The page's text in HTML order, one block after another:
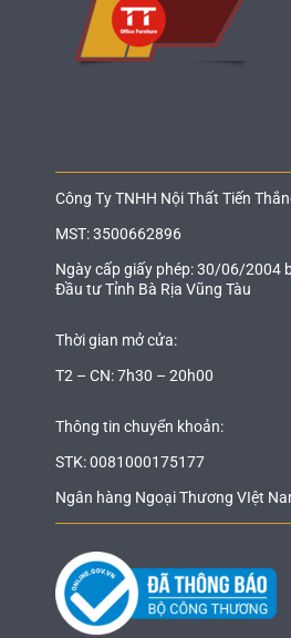
Công Ty TNHH Nội Thất Tiến
MST: 3500662896
Ngày cấp giấy phép: 30/06/2004
Đầu tư Tỉnh Bà Rịa Vũng Tàu
Thời gian mở cửa:
T2 – CN: 7h30 – 20h00
Thông tin chuyển khoản:
STK: 0081000175177
Ngân hàng Ngoại Thương VIệt